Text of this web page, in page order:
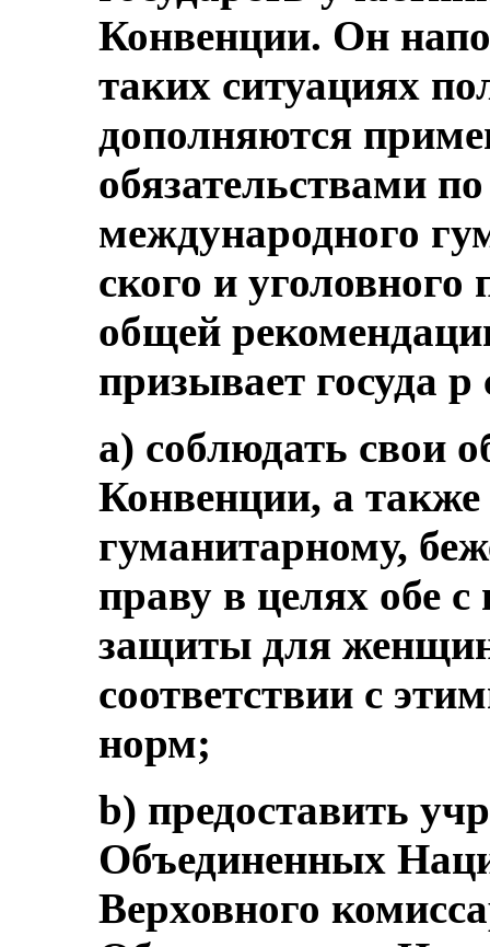
Конвенции. Он
таких ситуациях
дополняются
обязательствами
международного
ского и уголовного
общей
призывает госуда
а) соблюдать свои
Конвенции, а
гуманитарному,
праву в целях обе
защиты для
соответствии с
норм;
b) предоставить
Объединенных
Верховного